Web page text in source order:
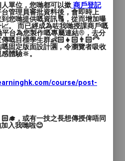
類(特殊教育)
單位，您哋都可以撳 商戶登記
管理員審批資料後，會即時上
您哋提供嘅資訊🔠，從而增加曝
。 而已經成為咗我哋授課商戶嘅
台為您製作嘅專屬連結®️，去分
嘅目標學生群👶🏻👧🏻👨🏻‍🦳
固定版面設計🈵，令瀏覽者吸收
體驗🔆。
course/post-
，或有一技之長想傳授俾唔同
加入我哋啦😊